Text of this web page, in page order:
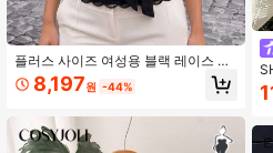
플러스 사이즈 여성용 블랙 레이스 트
림 랩 블라우스, 타이 허리 반팔 탑, 개
학 시즌 레이어링 여름용
8,197원 -44%